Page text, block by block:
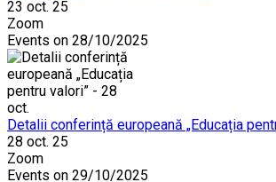
23 oct. 25
Zoom
Events on 28/10/2025
Detalii conferință europeană „Educația
28 oct. 25
Zoom
Events on 29/10/2025